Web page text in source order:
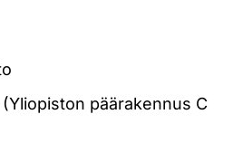
päärakennus C